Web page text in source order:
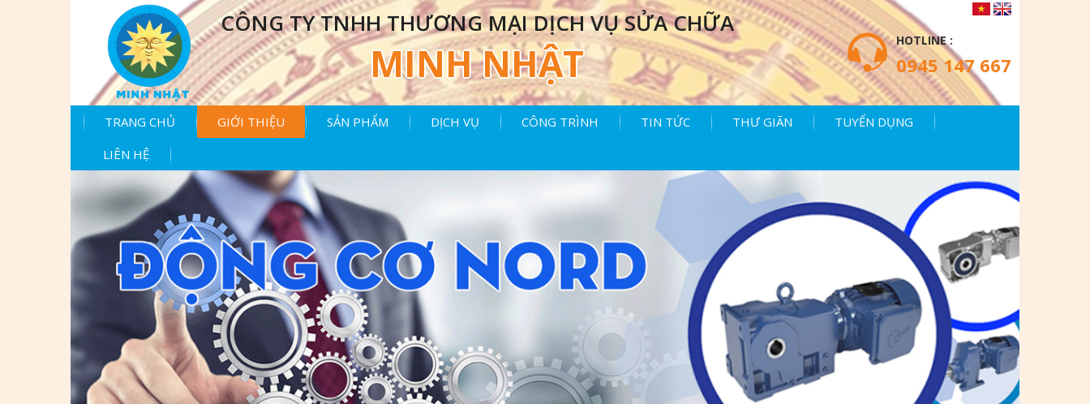
CÔNG TY TNHH THƯƠNG MẠI DỊCH VỤ SỬA CHỮA
MINH NHẬT HOTLINE :
0945 147 667
TRANG CHỦ GIỚI THIỆU SẢN PHẨM DỊCH VỤ CÔNG TRÌNH TIN TỨC THƯ GIÃN
TUYỂN DỤNG
LIÊN HỆ